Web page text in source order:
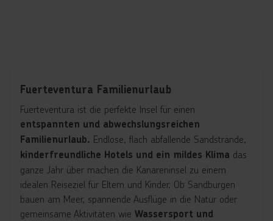
Fuerteventura Familienurlaub
Fuerteventura ist die perfekte Insel für einen
entspannten und abwechslungsreichen
Familienurlaub. Endlose, flach abfallende Sandstrände,
kinderfreundliche Hotels und ein mildes Klima das
ganze Jahr über machen die Kanareninsel zu einem
idealen Reiseziel für Eltern und Kinder. Ob Sandburgen
bauen am Meer, spannende Ausflüge in die Natur oder
gemeinsame Aktivitäten wie Wassersport und